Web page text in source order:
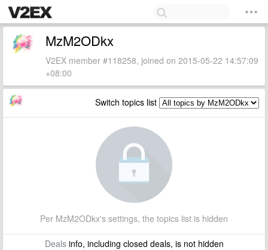
MzM2ODkx
V2EX member #118258, joined on 2015-05-22 14:57:09
+08:00
Switch topics list
Per MzM2ODkx's settings, the topics list is hidden
Dealsinfo, including closed deals, is not hidden